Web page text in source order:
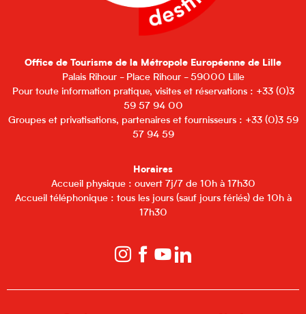
Office de Tourisme de la Métropole Européenne de Lille
Palais Rihour - Place Rihour - 59000 Lille
Pour toute information pratique, visites et réservations : +33 (0)3
59 57 94 00
Groupes et privatisations, partenaires et fournisseurs : +33 (0)3 59
57 94 59
Horaires
Accueil physique : ouvert 7j/7 de 10h à 17h30
Accueil téléphonique : tous les jours (sauf jours fériés) de 10h à
17h30